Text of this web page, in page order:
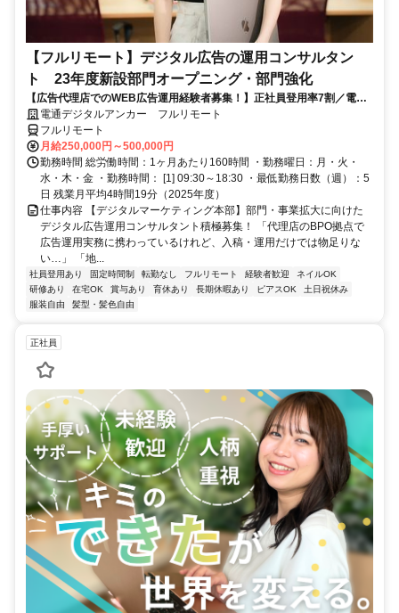
【フルリモート】デジタル広告の運用コンサルタン
ト 23年度新設部門オープニング・部門強化
【広告代理店でのWEB広告運用経験者募集！】正社員登用率7割／電通
G／全国×完全在宅／年休126日・土日祝休み／残業月平均4時間19分
電通デジタルアンカー フルリモート
フルリモート
月給250,000円～500,000円
勤務時間 総労働時間：1ヶ月あたり160時間 ・勤務曜日：月・火・
水・木・金 ・勤務時間： [1] 09:30～18:30 ・最低勤務日数（週）：5
日 残業月平均4時間19分（2025年度）
仕事内容 【デジタルマーケティング本部】部門・事業拡大に向けた
デジタル広告運用コンサルタント積極募集！ 「代理店のBPO拠点で
広告運用実務に携わっているけれど、入稿・運用だけでは物足りな
い…」 「地...
社員登用あり 固定時間制 転勤なし フルリモート 経験者歓迎
ネイルOK
研修あり
在宅OK 賞与あり 育休あり 長期休暇あり ピアスOK
土日祝休み
服装自由
髪型・髪色自由
正社員